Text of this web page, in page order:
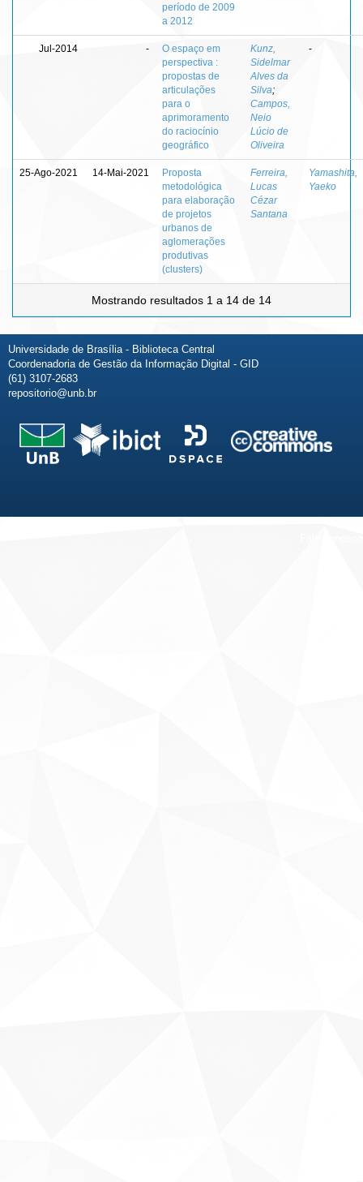
período de 2009
a 2012
Jul-2014 -
O espaço em
perspectiva :
propostas de
articulações
para o
aprimoramento
do raciocínio
geográfico
Kunz,
Sidelmar
Alves da
Silva;
Campos,
Neio
Lúcio de
Oliveira
-
25-Ago-2021 14-Mai-2021
Proposta
metodológica
para elaboração
de projetos
urbanos de
aglomerações
produtivas
(clusters)
Ferreira,
Lucas
Cézar
Santana
Yamashita,
Yaeko
Mostrando resultados 1 a 14 de 14
Universidade de Brasília - Biblioteca Central
Coordenadoria de Gestão da Informação Digital - GID
(61) 3107-2683
repositorio@unb.br